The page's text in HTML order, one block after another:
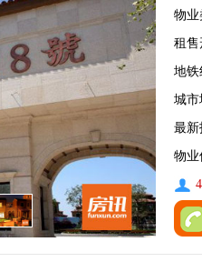
物业
租售
地铁
城
最新
物业